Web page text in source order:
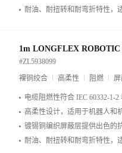
耐油、耐扭转和耐弯折特性，
1m LONGFLEX ROBOTIC
#ZL5938099
裸铜绞合
高柔性 阻燃
电缆阻燃性符合 IEC 60332-1-2
高柔性设计，适用于机器人和
镀锡铜编织屏蔽层提供出色的
耐油、耐扭转和耐弯折特性，